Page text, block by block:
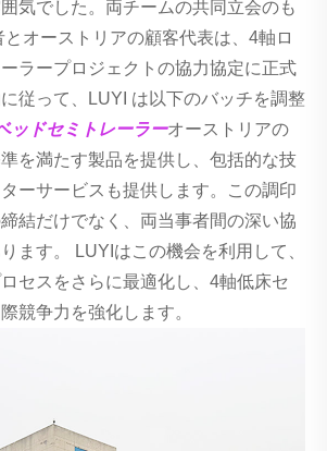
気でした。両チームの共同立会のも
とオーストリアの顧客代表は、4軸ロ
ラープロジェクトの協力協定に正式
従って、LUYI は以下のバッチを調整
ッドセミトレーラーオーストリアの
を満たす製品を提供し、包括的な技
ーサービスも提供します。この調印
結だけでなく、両当事者間の深い協
ます。 LUYIはこの機会を利用して、
セスをさらに最適化し、4軸低床セ
競争力を強化します。